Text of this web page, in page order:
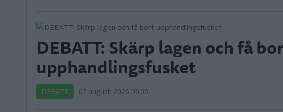
DEBATT: Skärp lagen och få
upphandlingsfusket
DEBATT 07 augusti 2026 06.00